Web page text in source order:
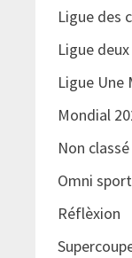
Ligue des
Ligue
Ligue Une
Mondial
Non classé
Omni
Réflèxion